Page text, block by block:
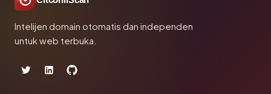
Intelijen domain otomatis dan independen
untuk web terbuka.